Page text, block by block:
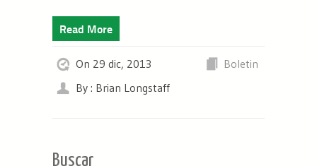
Read More
On 29 dic, 2013
Boletin
By : Brian Longstaff
Buscar